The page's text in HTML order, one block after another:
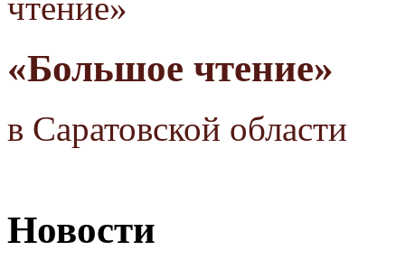
«Большое чтение»
в Саратовской области
Новости